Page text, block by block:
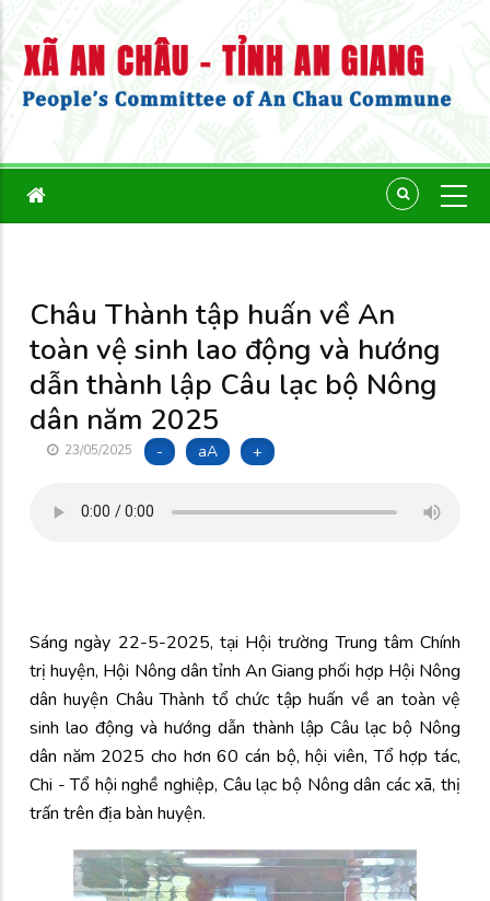
Châu Thành tập huấn về An
toàn vệ sinh lao động và hướng
dẫn thành lập Câu lạc bộ Nông
dân năm 2025
23/05/2025 - aA +
Sáng ngày 22-5-2025, tại Hội trường Trung tâm Chính
trị huyện, Hội Nông dân tỉnh An Giang phối hợp Hội Nông
dân huyện Châu Thành tổ chức tập huấn về an toàn vệ
sinh lao động và hướng dẫn thành lập Câu lạc bộ Nông
dân năm 2025 cho hơn 60 cán bộ, hội viên, Tổ hợp tác,
Chi - Tổ hội nghề nghiệp, Câu lạc bộ Nông dân các xã, thị
trấn trên địa bàn huyện.